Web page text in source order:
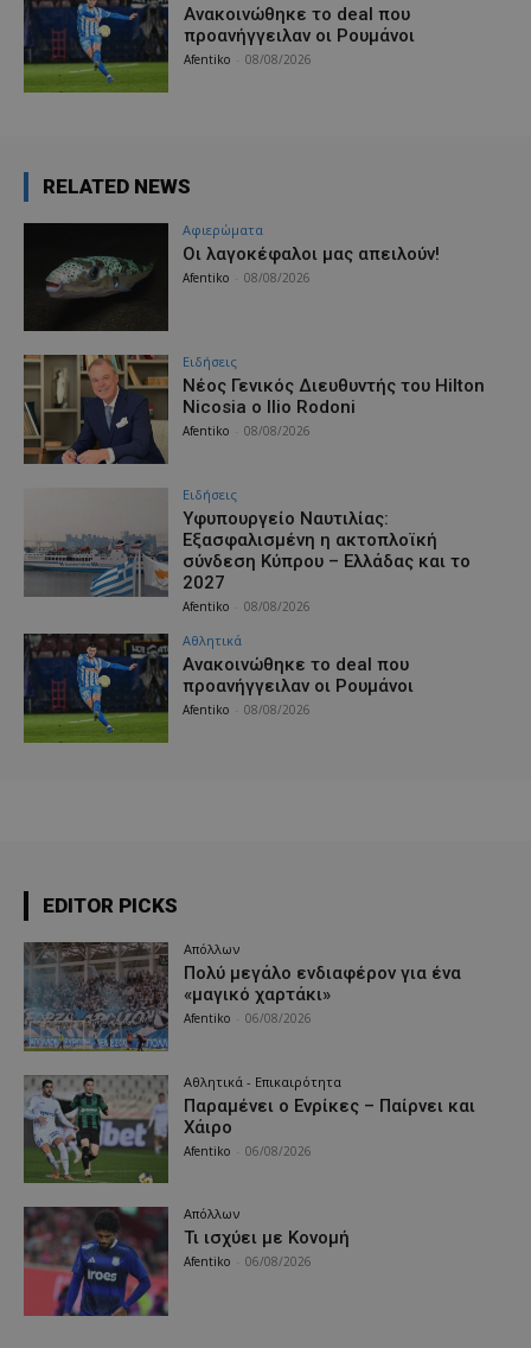
Aνακοινώθηκε το deal που
προανήγγειλαν οι Ρουμάνοι
Afentiko 08/08/2026
RELATED NEWS
Aφιερώματα
Οι λαγοκέφαλοι μας απειλούν!
Afentiko 08/08/2026
Ειδήσεις
Νέος Γενικός Διευθυντής του Hilton
Nicosia ο Ilio Rodoni
Afentiko 08/08/2026
Ειδήσεις
Υφυπουργείο Ναυτιλίας:
Εξασφαλισμένη η ακτοπλοϊκή
σύνδεση Κύπρου – Ελλάδας και το
2027
Afentiko 08/08/2026
Αθλητικά
Aνακοινώθηκε το deal που
προανήγγειλαν οι Ρουμάνοι
Afentiko 08/08/2026
EDITOR PICKS
Απόλλων
Πολύ μεγάλο ενδιαφέρον για ένα
«μαγικό χαρτάκι»
Afentiko 06/08/2026
Αθλητικά - Επικαιρότητα
Παραμένει ο Ενρίκες – Παίρνει και
Χάιρο
Afentiko 06/08/2026
Απόλλων
Τι ισχύει με Κονομή
Afentiko 06/08/2026